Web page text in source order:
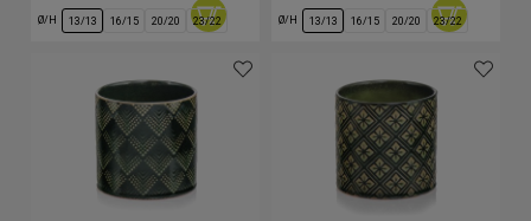
Ø/H 13/13 16/15 20/20 23/22 Ø/H 13/13 16/15 20/20 23/22